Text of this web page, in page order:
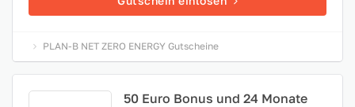
PLAN-B NET ZERO ENERGY Gutscheine
50 Euro Bonus und 24 Monate